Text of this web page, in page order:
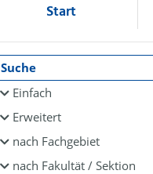
Start
Suche
Einfach
Erweitert
nach Fachgebiet
nach Fakultät / Sektion